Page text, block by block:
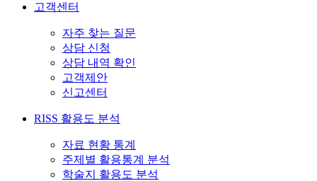
고객센터
자주 찾는 질문
상담 신청
상담 내역 확인
고객제안
신고센터
RISS 활용도 분석
자료 현황 통계
주제별 활용통계 분석
학술지 활용도 분석